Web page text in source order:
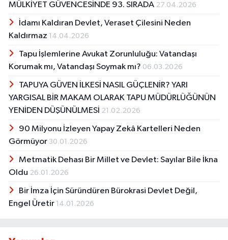
MÜLKİYET GÜVENCESİNDE 93. SIRADA 27.04.2026
İdamı Kaldıran Devlet, Veraset Çilesini Neden
Kaldırmaz 14.04.2026
Tapu İşlemlerine Avukat Zorunluluğu: Vatandaşı
Korumak mı, Vatandaşı Soymak mı? 06.03.2026
TAPUYA GÜVEN İLKESİ NASIL GÜÇLENİR? YARI
YARGISAL BİR MAKAM OLARAK TAPU MÜDÜRLÜĞÜNÜN
YENİDEN DÜŞÜNÜLMESİ 21.02.2026
90 Milyonu İzleyen Yapay Zekâ Kartelleri Neden
Görmüyor 30.01.2026
Metmatik Dehası Bir Millet ve Devlet: Sayılar Bile İkna
Oldu 26.01.2026
Bir İmza İçin Süründüren Bürokrasi Devlet Değil,
Engel Üretir 14.01.2026